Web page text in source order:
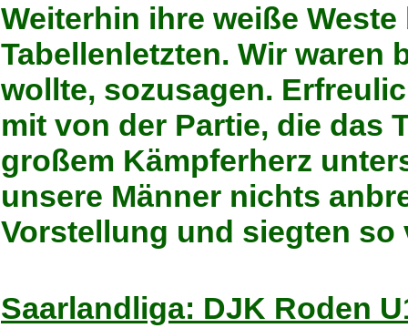
Weiterhin ihre weiße
Tabellenletzten. Wir waren
wollte, sozusagen.
mit von der Partie, die das
großem Kämpferherz
unsere Männer nichts
Vorstellung und siegten
Saarlandliga: DJK Roden